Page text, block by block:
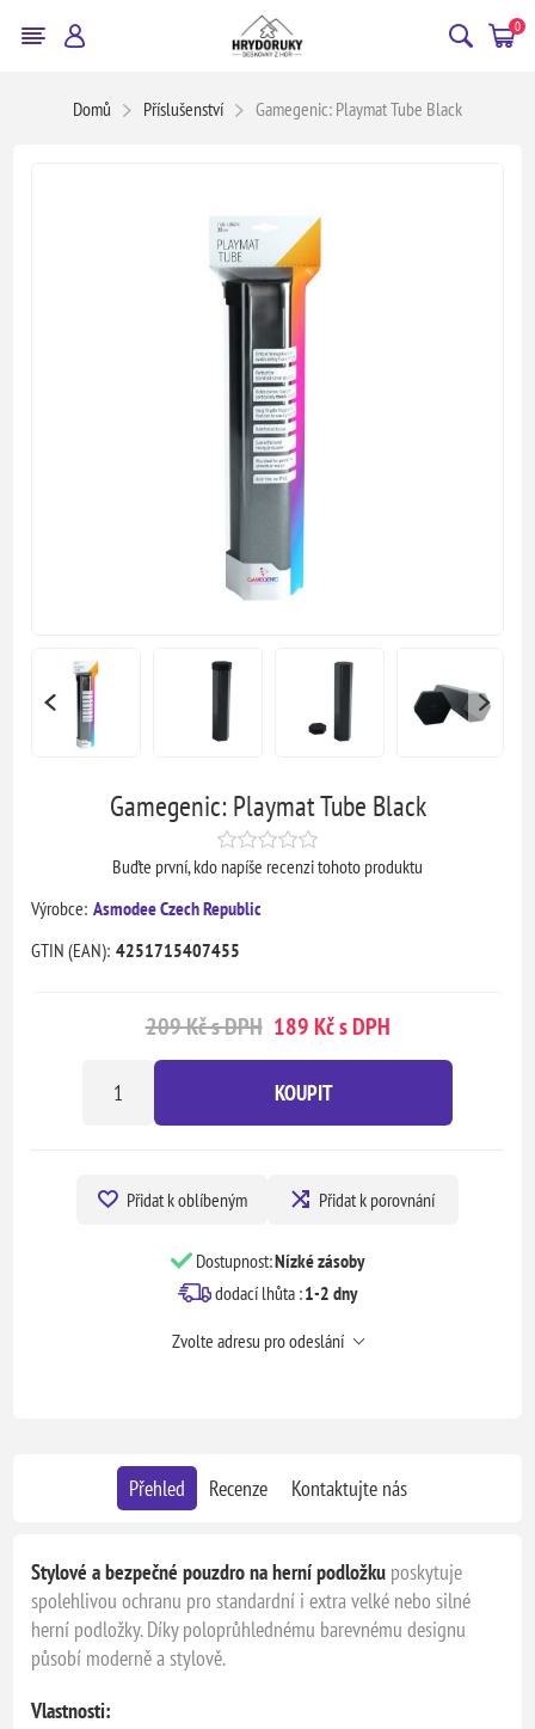
0
Domů Příslušenství Gamegenic: Playmat Tube Black
Gamegenic: Playmat Tube Black
Buďte první, kdo napíše recenzi tohoto produktu
Výrobce: Asmodee Czech Republic
GTIN (EAN): 4251715407455
209 Kč s DPH 189 Kč s DPH
KOUPIT
Přidat k oblíbeným Přidat k porovnání
Dostupnost:Nízké zásoby
dodací lhůta :1-2 dny
Zvolte adresu pro odeslání
Přehled Recenze Kontaktujte nás
Stylové a bezpečné pouzdro na herní podložku poskytuje
spolehlivou ochranu pro standardní i extra velké nebo silné
herní podložky. Díky poloprůhlednému barevnému designu
působí moderně a stylově.
Vlastnosti: